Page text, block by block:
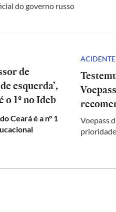
do governo russo
de
esquerda’,
o 1º no Ideb
Ceará é a nº 1
Voepass